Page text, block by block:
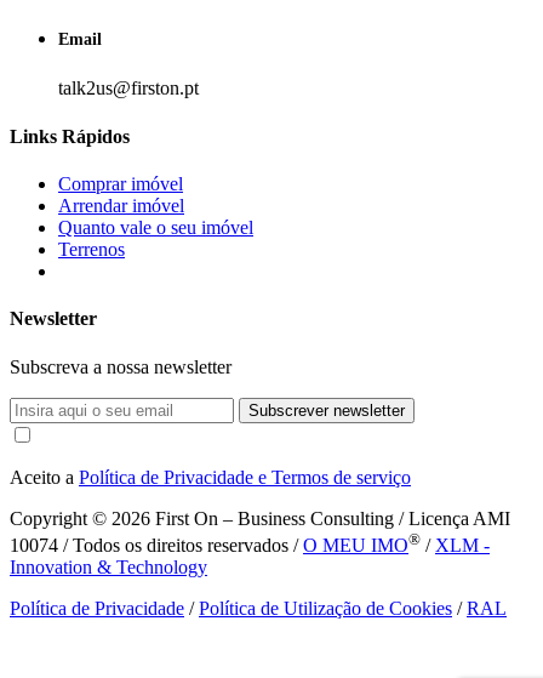
Email
talk2us@firston.pt
Links Rápidos
Comprar imóvel
Arrendar imóvel
Quanto vale o seu imóvel
Terrenos
Newsletter
Subscreva a nossa newsletter
Subscrever newsletter
Aceito a Política de Privacidade e Termos de serviço
Copyright © 2026 First On – Business Consulting / Licença AMI
10074 / Todos os direitos reservados /O MEU IMO® / XLM -
Innovation & Technology
Política de Privacidade /Política de Utilização de Cookies /RAL